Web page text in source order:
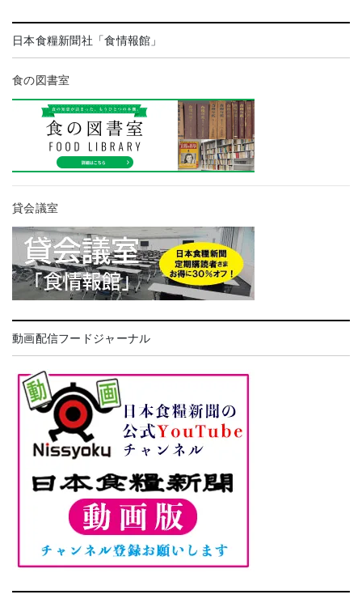
日本食糧新聞社「食情報館」
食の図書室
貸会議室
動画配信フードジャーナル